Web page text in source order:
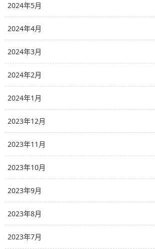
2024年5月
2024年4月
2024年3月
2024年2月
2024年1月
2023年12月
2023年11月
2023年10月
2023年9月
2023年8月
2023年7月